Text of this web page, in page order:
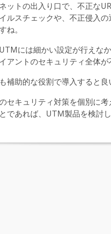
ットの出入り口で、不正な
ルスチェックや、不正侵入
ね。
には細かい設定が行えな
アントのセキュリティ全体が
補助的な役割で導入すると良
セキュリティ対策を個別に
であれば、UTM製品を検討